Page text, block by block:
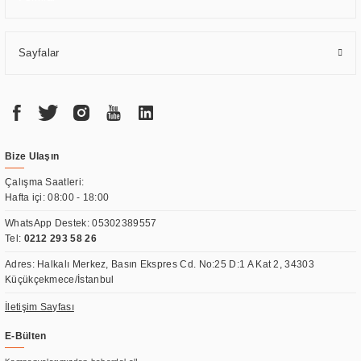
Sayfalar
Bize Ulaşın
Çalışma Saatleri:
Hafta içi: 08:00 - 18:00
WhatsApp Destek:05302389557
Tel: 0212 293 58 26
Adres: Halkalı Merkez, Basın Ekspres Cd. No:25 D:1 A Kat 2, 34303
Küçükçekmece/İstanbul
İletişim Sayfası
E-Bülten